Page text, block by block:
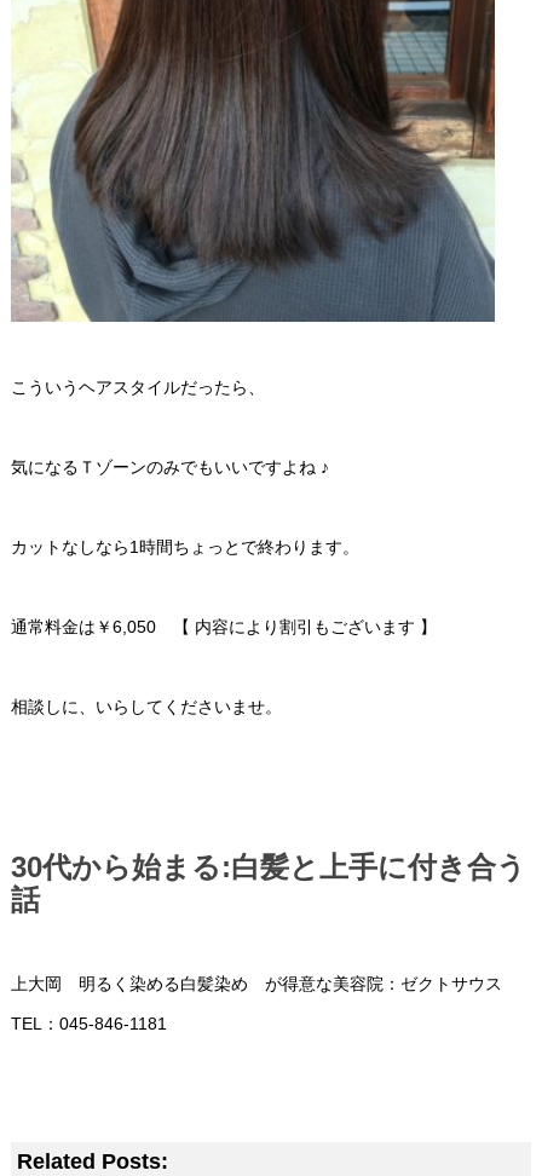
こういうヘアスタイルだったら、
気になるＴゾーンのみでもいいですよね ♪
カットなしなら1時間ちょっとで終わります。
通常料金は￥6,050 【 内容により割引もございます 】
相談しに、いらしてくださいませ。
30代から始まる:白髪と上手に付き合う
話
上大岡 明るく染める白髪染め が得意な美容院：ゼクトサウス
TEL：045-846-1181
Related Posts: